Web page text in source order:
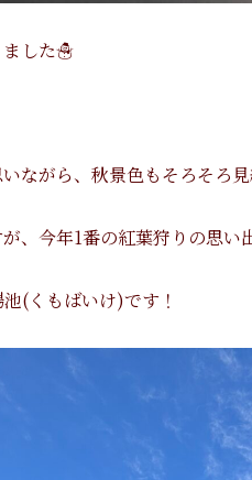
ました☃️
ながら、秋景色もそろそろ
、今年1番の紅葉狩りの思い
(くもばいけ)です！